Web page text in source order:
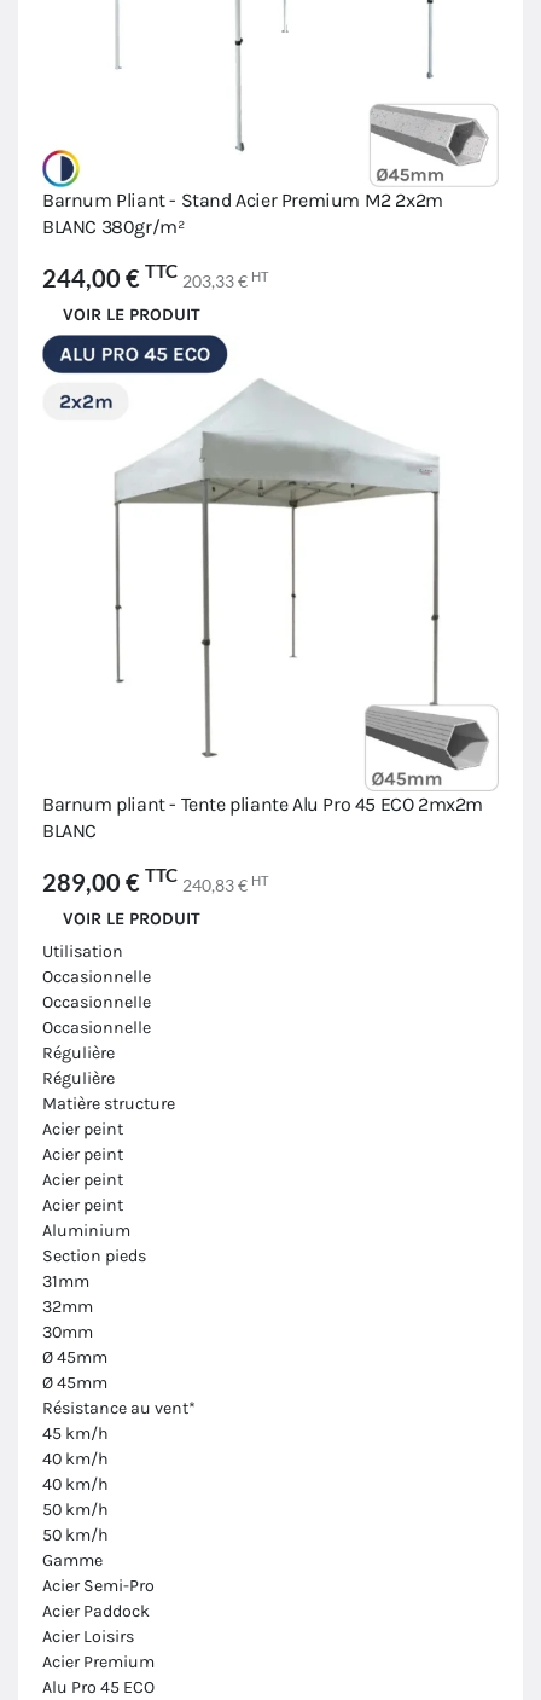
Barnum Pliant - Stand Acier Premium M2 2x2m
BLANC 380gr/m²
244,00 € TTC 203,33 € HT
VOIR LE PRODUIT
Barnum pliant - Tente pliante Alu Pro 45 ECO 2mx2m
BLANC
289,00 € TTC 240,83 € HT
VOIR LE PRODUIT
Utilisation
Occasionnelle
Occasionnelle
Occasionnelle
Régulière
Régulière
Matière structure
Acier peint
Acier peint
Acier peint
Acier peint
Aluminium
Section pieds
31mm
32mm
30mm
Ø 45mm
Ø 45mm
Résistance au vent*
45 km/h
40 km/h
40 km/h
50 km/h
50 km/h
Gamme
Acier Semi-Pro
Acier Paddock
Acier Loisirs
Acier Premium
Alu Pro 45 ECO